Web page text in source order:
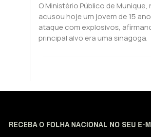
O Ministério Público de Munique,
acusou hoje um jovem de 15
ataque com explosivos,
principal alvo era uma sinagoga.
RECEBA O FOLHA NACIONAL NO SEU E-